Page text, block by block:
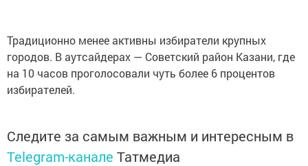
Традиционно менее активны избиратели крупных
городов. В аутсайдерах — Советский район Казани, где
на 10 часов проголосовали чуть более 6 процентов
избирателей.
Следите за самым важным и интересным в
Telegram-канале Татмедиа